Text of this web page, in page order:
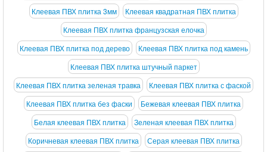
Клеевая ПВХ плитка 3мм
Клеевая квадратная ПВХ плитка
Клеевая ПВХ плитка французская елочка
Клеевая ПВХ плитка под дерево
Клеевая ПВХ плитка под камень
Клеевая ПВХ плитка штучный паркет
Клеевая ПВХ плитка зеленая травка
Клеевая ПВХ плитка с фаской
Клеевая ПВХ плитка без фаски
Бежевая клеевая ПВХ плитка
Белая клеевая ПВХ плитка
Зеленая клеевая ПВХ плитка
Коричневая клеевая ПВХ плитка
Серая клеевая ПВХ плитка